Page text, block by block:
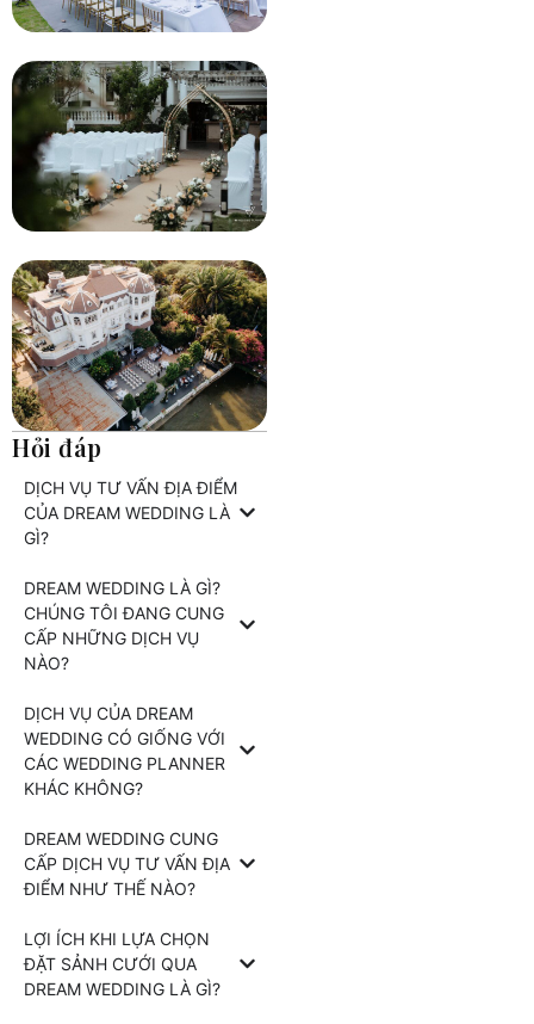
Hỏi đáp
DỊCH VỤ TƯ VẤN ĐỊA ĐIỂM
CỦA DREAM WEDDING LÀ
GÌ?
DREAM WEDDING LÀ GÌ?
CHÚNG TÔI ĐANG CUNG
CẤP NHỮNG DỊCH VỤ
NÀO?
DỊCH VỤ CỦA DREAM
WEDDING CÓ GIỐNG VỚI
CÁC WEDDING PLANNER
KHÁC KHÔNG?
DREAM WEDDING CUNG
CẤP DỊCH VỤ TƯ VẤN ĐỊA
ĐIỂM NHƯ THẾ NÀO?
LỢI ÍCH KHI LỰA CHỌN
ĐẶT SẢNH CƯỚI QUA
DREAM WEDDING LÀ GÌ?